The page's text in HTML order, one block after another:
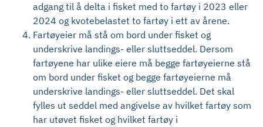
adgang til å delta i fisket med to fartøy i 2023 eller
2024 og kvotebelastet to fartøy i ett av årene.
Fartøyeier må stå om bord under fisket og
underskrive landings- eller sluttseddel. Dersom
fartøyene har ulike eiere må begge fartøyeierne stå
om bord under fisket og begge fartøyeierne må
underskrive landings- eller sluttseddel. Det skal
fylles ut seddel med angivelse av hvilket fartøy som
har utøvet fisket og hvilket fartøy i